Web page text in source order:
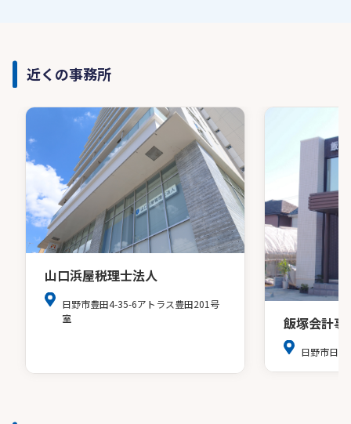
近くの事務所
山口浜屋税理士法人
日野市豊田4-35-6アトラス豊田201号
室
飯塚会計事
日野市日